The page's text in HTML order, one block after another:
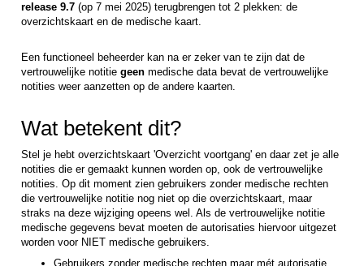
release 9.7 (op 7 mei 2025) terugbrengen tot 2 plekken: de
overzichtskaart en de medische kaart.
Een functioneel beheerder kan na er zeker van te zijn dat de
vertrouwelijke notitie geen medische data bevat de vertrouwelijke
notities weer aanzetten op de andere kaarten.
Wat betekent dit?
Stel je hebt overzichtskaart 'Overzicht voortgang' en daar zet je alle
notities die er gemaakt kunnen worden op, ook de vertrouwelijke
notities. Op dit moment zien gebruikers zonder medische rechten
die vertrouwelijke notitie nog niet op die overzichtskaart, maar
straks na deze wijziging opeens wel. Als de vertrouwelijke notitie
medische gegevens bevat moeten de autorisaties hiervoor uitgezet
worden voor NIET medische gebruikers.
Gebruikers zonder medische rechten maar mét autorisatie